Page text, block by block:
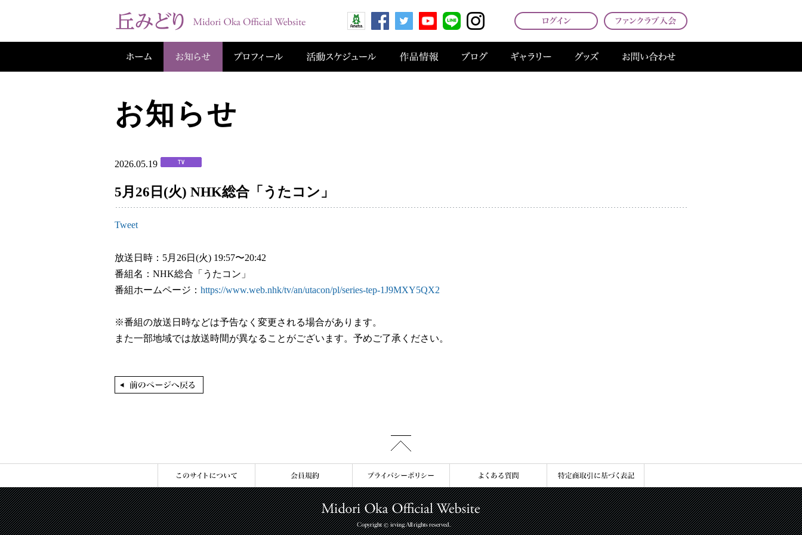
お知らせ
2026.05.19
5月26日(火) NHK総合「うたコン」
Tweet
放送日時：5月26日(火) 19:57〜20:42
番組名：NHK総合「うたコン」
番組ホームページ： https://www.web.nhk/tv/an/utacon/pl/series-tep-1J9MXY5QX2
※番組の放送日時などは予告なく変更される場合があります。
また一部地域では放送時間が異なることがございます。予めご了承ください。